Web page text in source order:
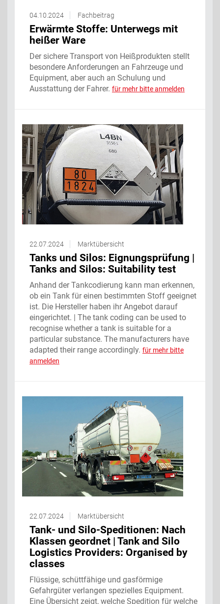
04.10.2024 Fachbeitrag
Erwärmte Stoffe: Unterwegs mit
heißer Ware
Der sichere Transport von Heißprodukten stellt
besondere Anforderungen an Fahrzeuge und
Equipment, aber auch an Schulung und
Ausstattung der Fahrer. für mehr bitte anmelden
22.07.2024 Marktübersicht
Tanks und Silos: Eignungsprüfung |
Tanks and Silos: Suitability test
Anhand der Tankcodierung kann man erkennen,
ob ein Tank für einen bestimmten Stoff geeignet
ist. Die Hersteller haben ihr Angebot darauf
eingerichtet. | The tank coding can be used to
recognise whether a tank is suitable for a
particular substance. The manufacturers have
adapted their range accordingly. für mehr bitte
anmelden
22.07.2024 Marktübersicht
Tank- und Silo-Speditionen: Nach
Klassen geordnet | Tank and Silo
Logistics Providers: Organised by
classes
Flüssige, schüttfähige und gasförmige
Gefahrgüter verlangen spezielles Equipment.
Eine Übersicht zeigt, welche Spedition für welche